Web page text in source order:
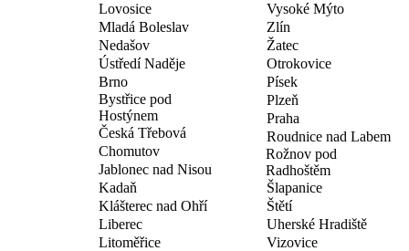
Lovosice
Mladá Boleslav
Nedašov
Vysoké Mýto
Zlín
Žatec
Ústředí Naděje
Brno
Bystřice pod
Hostýnem
Česká Třebová
Chomutov
Jablonec nad Nisou
Kadaň
Klášterec nad Ohří
Liberec
Litoměřice
Otrokovice
Písek
Plzeň
Praha
Roudnice nad Labem
Rožnov pod
Radhoštěm
Šlapanice
Štětí
Uherské Hradiště
Vizovice